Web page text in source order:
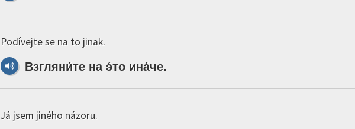
Podívejte se na to jinak.
Взгляни́те на э́то ина́че.
Já jsem jiného názoru.